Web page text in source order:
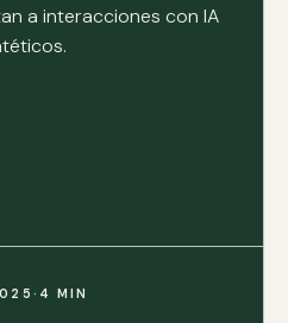
a interacciones con IA
· 4 MIN